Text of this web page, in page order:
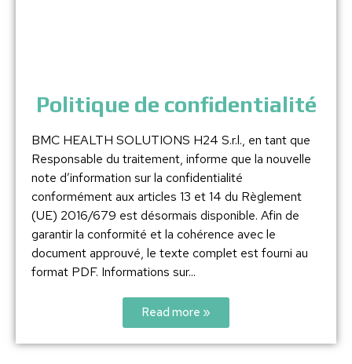
Politique de confidentialité
BMC HEALTH SOLUTIONS H24 S.r.l., en tant que
Responsable du traitement, informe que la nouvelle
note d’information sur la confidentialité
conformément aux articles 13 et 14 du Règlement
(UE) 2016/679 est désormais disponible. Afin de
garantir la conformité et la cohérence avec le
document approuvé, le texte complet est fourni au
format PDF. Informations sur...
Read more »